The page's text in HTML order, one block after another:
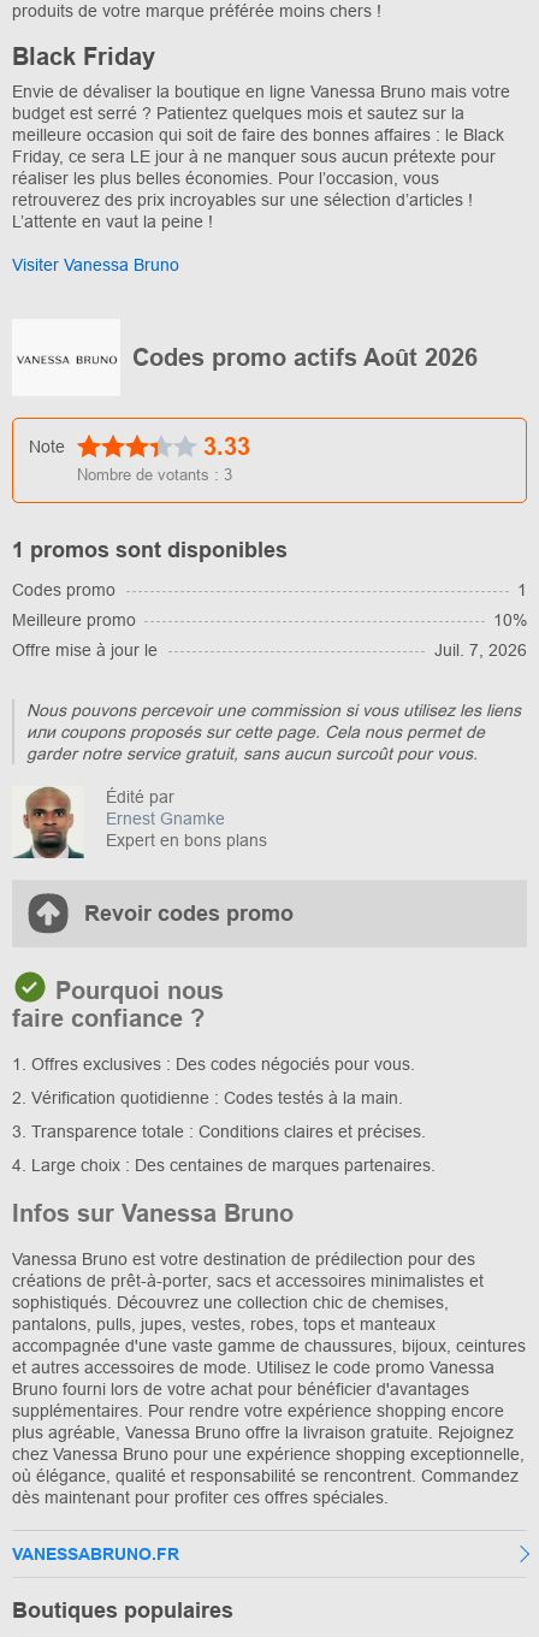
produits de votre marque préférée moins chers !
Black Friday
Envie de dévaliser la boutique en ligne Vanessa Bruno mais votre
budget est serré ? Patientez quelques mois et sautez sur la
meilleure occasion qui soit de faire des bonnes affaires : le Black
Friday, ce sera LE jour à ne manquer sous aucun prétexte pour
réaliser les plus belles économies. Pour l’occasion, vous
retrouverez des prix incroyables sur une sélection d’articles !
L’attente en vaut la peine !
Visiter Vanessa Bruno
Codes promo actifs Août 2026
Note 3.33
Nombre de votants : 3
1 promos sont disponibles
Codes promo
1
Meilleure promo
10%
Offre mise à jour le
Juil. 7, 2026
Nous pouvons percevoir une commission si vous utilisez les liens
или coupons proposés sur cette page. Cela nous permet de
garder notre service gratuit, sans aucun surcoût pour vous.
Édité par
Ernest Gnamke
Expert en bons plans
Revoir codes promo
Pourquoi nous
faire confiance ?
1. Offres exclusives : Des codes négociés pour vous.
2. Vérification quotidienne : Codes testés à la main.
3. Transparence totale : Conditions claires et précises.
4. Large choix : Des centaines de marques partenaires.
Infos sur Vanessa Bruno
Vanessa Bruno est votre destination de prédilection pour des
créations de prêt-à-porter, sacs et accessoires minimalistes et
sophistiqués. Découvrez une collection chic de chemises,
pantalons, pulls, jupes, vestes, robes, tops et manteaux
accompagnée d'une vaste gamme de chaussures, bijoux, ceintures
et autres accessoires de mode. Utilisez le code promo Vanessa
Bruno fourni lors de votre achat pour bénéficier d'avantages
supplémentaires. Pour rendre votre expérience shopping encore
plus agréable, Vanessa Bruno offre la livraison gratuite. Rejoignez
chez Vanessa Bruno pour une expérience shopping exceptionnelle,
où élégance, qualité et responsabilité se rencontrent. Commandez
dès maintenant pour profiter ces offres spéciales.
VANESSABRUNO.FR
Boutiques populaires